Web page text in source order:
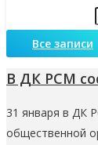
Все записи
В ДК РСМ
31 января в ДК
общественной